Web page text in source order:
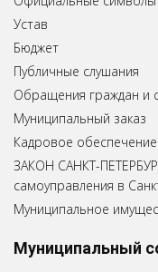
Устав
Бюджет
Публичные слушания
Обращения граждан и
Муниципальный заказ
Кадровое обеспечение
ЗАКОН САНКТ-
самоуправления в
Муниципальное
Муниципальный